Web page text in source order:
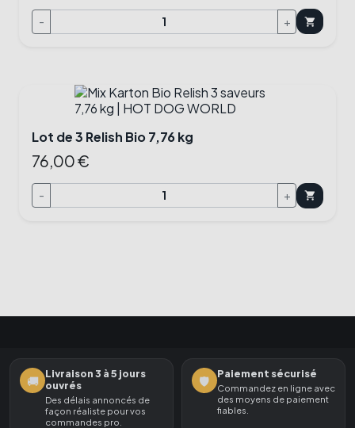
- + shopping_cart
Lot de 3 Relish Bio 7,76 kg
76,00 €
- + shopping_cart
🚚 Livraison 3 à 5 jours
ouvrés
Des délais annoncés de
façon réaliste pour vos
commandes pro.
🛡️ Paiement sécurisé
Commandez en ligne avec
des moyens de paiement
fiables.